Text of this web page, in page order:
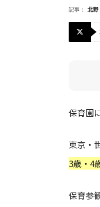
記事： 北野
保育園
東京・
3歳・4
保育参